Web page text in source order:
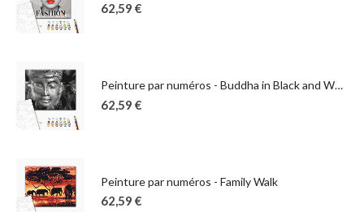
62,59 €
Peinture par numéros - Buddha in Black and White
62,59 €
Peinture par numéros - Family Walk
62,59 €